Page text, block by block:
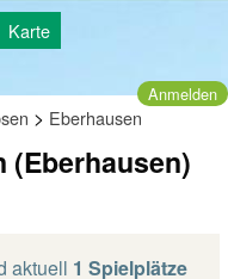
Karte
Anmelden
> Eberhausen
(Eberhausen)
aktuell 1 Spielplätze